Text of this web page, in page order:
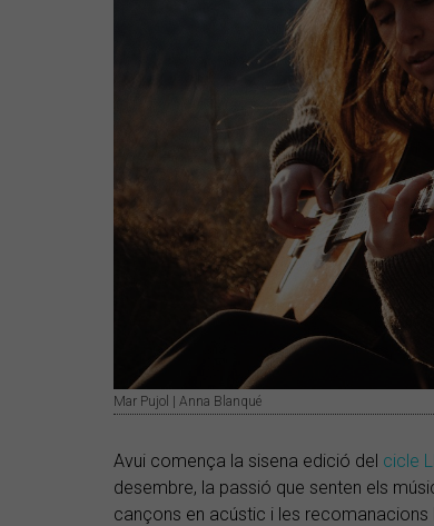
Mar Pujol | Anna Blanqué
Avui comença la sisena edició del cicle
desembre, la passió que senten els
cançons en acústic i les